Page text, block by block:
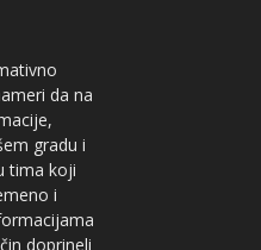
da na
gradu i
tima koji
i
doprineli